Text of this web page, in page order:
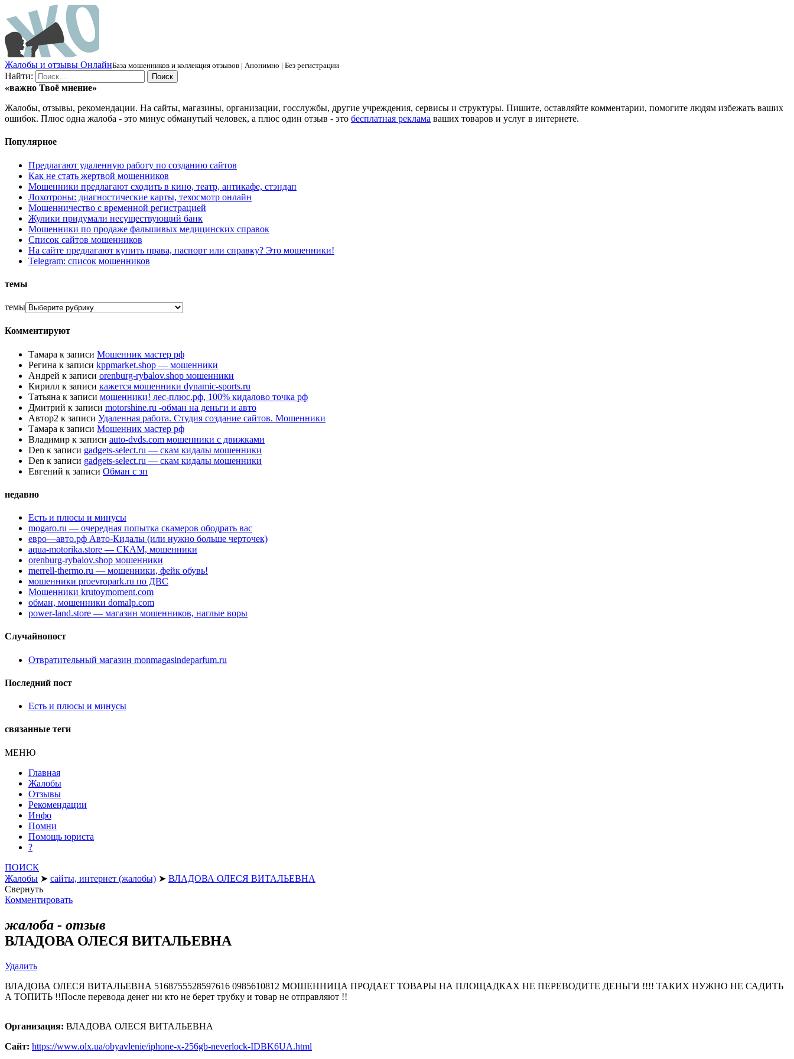
Жалобы и отзывы ОнлайнБаза мошенников и коллекция отзывов | Анонимно | Без регистрации
Найти:
«важно Твоё мнение»
Жалобы, отзывы, рекомендации. На сайты, магазины, организации, госслужбы, другие учреждения, сервисы и структуры. Пишите, оставляйте комментарии, помогите людям избежать ваших
ошибок. Плюс одна жалоба - это минус обманутый человек, а плюс один отзыв - это бесплатная реклама ваших товаров и услуг в интернете.
Популярное
Предлагают удаленную работу по созданию сайтов
Как не стать жертвой мошенников
Мошенники предлагают сходить в кино, театр, антикафе, стэндап
Лохотроны: диагностические карты, техосмотр онлайн
Мошенничество с временной регистрацией
Жулики придумали несуществующий банк
Мошенники по продаже фальшивых медицинских справок
Список сайтов мошенников
На сайте предлагают купить права, паспорт или справку? Это мошенники!
Telegram: список мошенников
темы
темы
Комментируют
Тамара к записи Мошенник мастер рф
Регина к записи kppmarket.shop — мошенники
Андрей к записи orenburg-rybalov.shop мошенники
Кирилл к записи кажется мошенники dynamic-sports.ru
Татьяна к записи мошенники! лес-плюс.рф, 100% кидалово точка рф
Дмитрий к записи motorshine.ru -обман на деньги и авто
Автор2 к записи Удаленная работа. Студия создание сайтов. Мошенники
Тамара к записи Мошенник мастер рф
Владимир к записи auto-dvds.com мошенники с движками
Den к записи gadgets-select.ru — скам кидалы мошенники
Den к записи gadgets-select.ru — скам кидалы мошенники
Евгений к записи Обман с зп
недавно
Есть и плюсы и минусы
mogaro.ru — очередная попытка скамеров ободрать вас
евро—авто.рф Авто-Кидалы (или нужно больше черточек)
aqua-motorika.store — СКАМ, мошенники
orenburg-rybalov.shop мошенники
merrell-thermo.ru — мошенники, фейк обувь!
мошенники proevropark.ru по ДВС
Мошенники krutoymoment.com
обман, мошенники domalp.com
power-land.store — магазин мошенников, наглые воры
Случайнопост
Отвратительный магазин monmagasindeparfum.ru
Последний пост
Есть и плюсы и минусы
связанные теги
МЕНЮ
Главная
Жалобы
Отзывы
Рекомендации
Инфо
Помни
Помощь юриста
?
ПОИСК
Жалобы ➤ сайты, интернет (жалобы) ➤ ВЛАДОВА ОЛЕСЯ ВИТАЛЬЕВНА
Свернуть
Комментировать
жалоба - отзыв
ВЛАДОВА ОЛЕСЯ ВИТАЛЬЕВНА
Удалить
ВЛАДОВА ОЛЕСЯ ВИТАЛЬЕВНА 5168755528597616‬ 0985610812 МОШЕННИЦА ПРОДАЕТ ТОВАРЫ НА ПЛОЩАДКАХ НЕ ПЕРЕВОДИТЕ ДЕНЬГИ !!!! ТАКИХ НУЖНО НЕ САДИТЬ
А ТОПИТЬ !!После перевода денег ни кто не берет трубку и товар не отправляют !!
Организация: ВЛАДОВА ОЛЕСЯ ВИТАЛЬЕВНА
Сайт: https://www.olx.ua/obyavlenie/iphone-x-256gb-neverlock-IDBK6UA.html